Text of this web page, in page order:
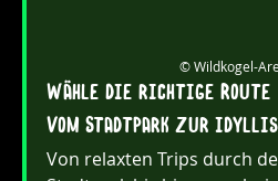
© Wildkogel-
Wähle die richtige Route
Vom Stadtpark zur
Von relaxten Trips durch